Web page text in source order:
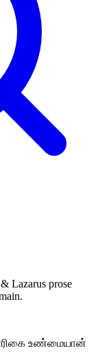
Lazarus prose
.
உண்மையான்